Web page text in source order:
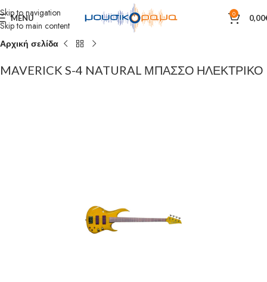
Skip to navigation
Skip to main content
MENU 0 0,00
Αρχική σελίδα
MAVERICK S-4 NATURAL ΜΠΑΣΣΟ ΗΛΕΚΤΡΙΚΟ